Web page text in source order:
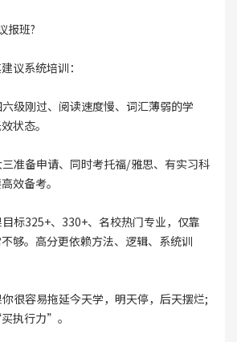
报班?
议系统培训：
级刚过、阅读速度慢、词汇薄弱的学
状态。
准备申请、同时考托福/雅思、有实习科
效备考。
标325+、330+、名校热门专业，仅靠
够。高分更依赖方法、逻辑、系统训
很容易拖延今天学，明天停，后天摆烂;
执行力”。